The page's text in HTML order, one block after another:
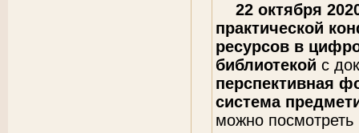
22 октября
практической
ресурсов в
библиотекой с
перспективная
система
можно